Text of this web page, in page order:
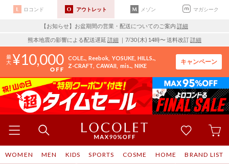
ロコンド アウトレット メゾン マガシーク
【お知らせ】お盆期間の営業・配送についてのご案内 詳細
熊本地震の影響による配送遅延 詳細 ｜7/30 (木) 14時〜 送料改訂詳細
10,000 COLE.. Reebok YOSUKE HILLS..
Z-CRAFT CAWAII mis.. NIKE
キャンペーン
WOMEN MEN KIDS SPORTS COSME HOME BRAND LIST